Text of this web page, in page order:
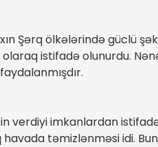
Şərq ölkələrində güclü
istifadə olunurdu.
verdiyi imkanlardan
təmizlənməsi idi.